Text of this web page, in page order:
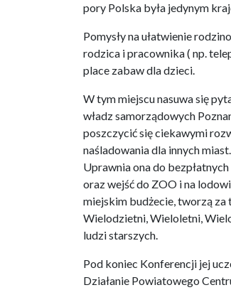
pory Polska była jedynym
Pomysły na ułatwienie
rodzica i pracownika ( np.
place zabaw dla dzieci.
W tym miejscu nasuwa się
władz samorządowych
poszczycić się ciekawymi
naśladowania dla innych
Uprawnia ona do
oraz wejść do ZOO i na
miejskim budżecie, tworzą za
Wielodzietni, Wieloletni,
ludzi starszych.
Pod koniec Konferencji jej
Działanie Powiatowego